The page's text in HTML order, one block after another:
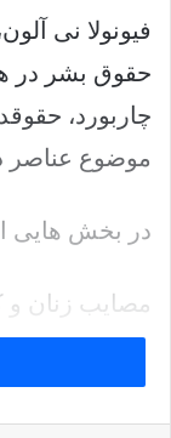
فیونولا نی
حقوق بشر در
چاربورد،
موضوع عناصر
در بخش هایی
مصایب زنان و
شرق سوریه
خلافت
موجب شد تا پس